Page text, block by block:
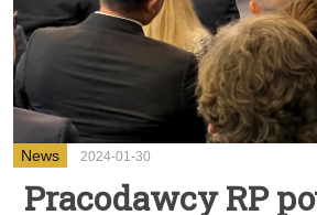
News 2024-01-30
Pracodawcy RP